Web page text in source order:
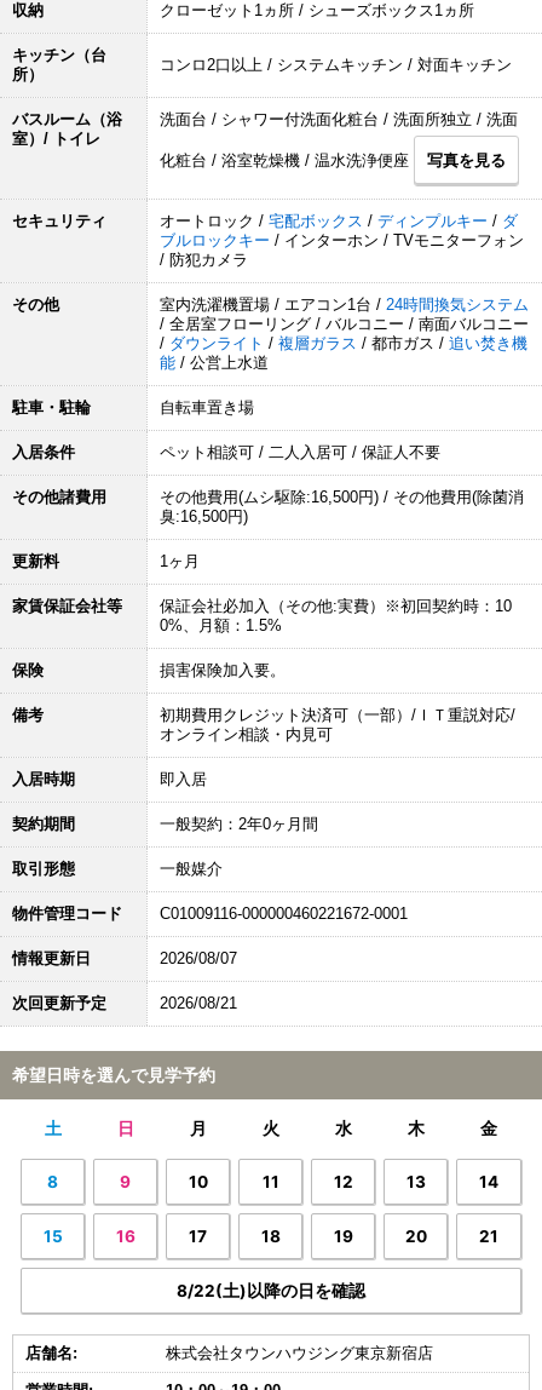
収納 クローゼット1ヵ所 / シューズボックス1ヵ所
キッチン（台
所）
コンロ2口以上 / システムキッチン / 対面キッチン
バスルーム（浴
室）/ トイレ
洗面台 / シャワー付洗面化粧台 / 洗面所独立 / 洗面
化粧台 / 浴室乾燥機 / 温水洗浄便座 写真を見る
セキュリティ オートロック / 宅配ボックス / ディンプルキー / ダ
ブルロックキー / インターホン / TVモニターフォン
/ 防犯カメラ
その他 室内洗濯機置場 / エアコン1台 / 24時間換気システム
/ 全居室フローリング / バルコニー / 南面バルコニー
/ ダウンライト / 複層ガラス / 都市ガス / 追い焚き機
能 / 公営上水道
駐車・駐輪 自転車置き場
入居条件 ペット相談可 / 二人入居可 / 保証人不要
その他諸費用
その他費用(ムシ駆除:16,500円) / その他費用(除菌消
臭:16,500円)
更新料 1ヶ月
家賃保証会社等
保証会社必加入（その他:実費）※初回契約時：10
0%、月額：1.5%
保険 損害保険加入要。
備考
初期費用クレジット決済可（一部）/ＩＴ重説対応/
オンライン相談・内見可
入居時期 即入居
契約期間 一般契約：2年0ヶ月間
取引形態 一般媒介
物件管理コード C01009116-000000460221672-0001
情報更新日 2026/08/07
次回更新予定 2026/08/21
希望日時を選んで見学予約
土 日 月 火 水 木 金
8 9 10 11 12 13 14
15 16 17 18 19 20 21
8/22(土)以降の日を確認
店舗名: 株式会社タウンハウジング東京新宿店